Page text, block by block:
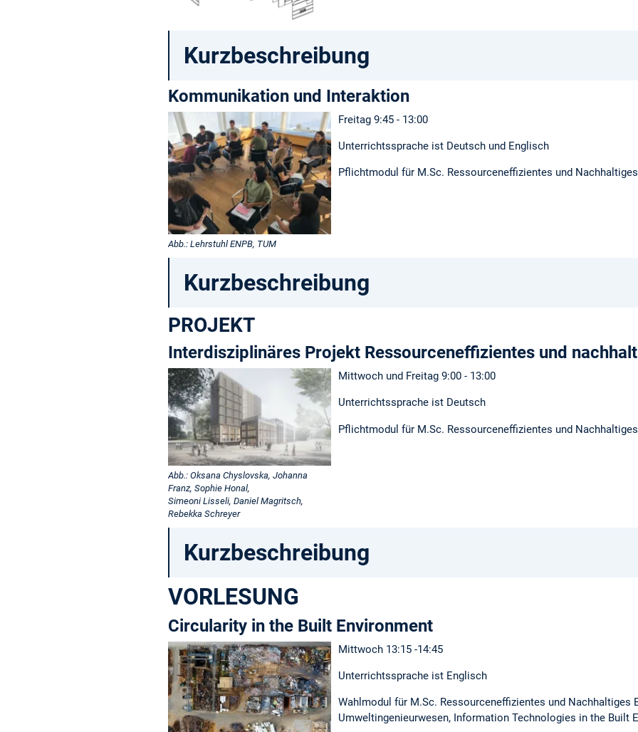
Kurzbeschreibung
Kommunikation und Interaktion
Abb.: Lehrstuhl ENPB, TUM
Freitag 9:45 - 13:00
Unterrichtssprache ist Deutsch und Englisch
Pflichtmodul für M.Sc. Ressourceneffizientes und
Kurzbeschreibung
PROJEKT
Interdisziplinäres Projekt Ressourceneffizientes und
Abb.: Oksana Chyslovska, Johanna
Franz, Sophie Honal,
Simeoni Lisseli, Daniel Magritsch,
Rebekka Schreyer
Mittwoch und Freitag 9:00 - 13:00
Unterrichtssprache ist Deutsch
Pflichtmodul für M.Sc. Ressourceneffizientes und
Kurzbeschreibung
VORLESUNG
Circularity in the Built Environment
Mittwoch 13:15 -14:45
Unterrichtssprache ist Englisch
Wahlmodul für M.Sc. Ressourceneffizientes und Nachhaltiges
Umweltingenieurwesen, Information Technologies in the Built